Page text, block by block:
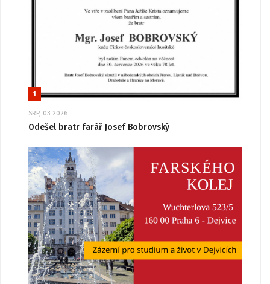
1
SRP, 03 2026
Odešel bratr farář Josef Bobrovský